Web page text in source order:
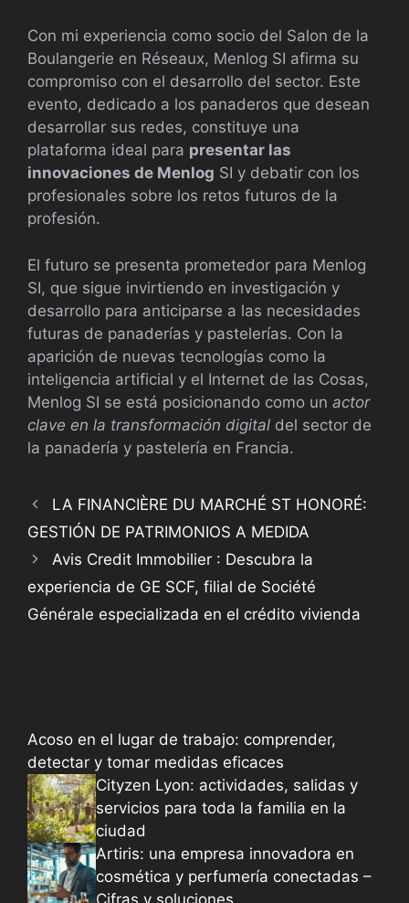
Con mi experiencia como socio del Salon de la
Boulangerie en Réseaux, Menlog SI afirma su
compromiso con el desarrollo del sector. Este
evento, dedicado a los panaderos que desean
desarrollar sus redes, constituye una
plataforma ideal para presentar las
innovaciones de Menlog SI y debatir con los
profesionales sobre los retos futuros de la
profesión.
El futuro se presenta prometedor para Menlog
SI, que sigue invirtiendo en investigación y
desarrollo para anticiparse a las necesidades
futuras de panaderías y pastelerías. Con la
aparición de nuevas tecnologías como la
inteligencia artificial y el Internet de las Cosas,
Menlog SI se está posicionando como un actor
clave en la transformación digital del sector de
la panadería y pastelería en Francia.
LA FINANCIÈRE DU MARCHÉ ST HONORÉ:
GESTIÓN DE PATRIMONIOS A MEDIDA
Avis Credit Immobilier : Descubra la
experiencia de GE SCF, filial de Société
Générale especializada en el crédito vivienda
Acoso en el lugar de trabajo: comprender,
detectar y tomar medidas eficaces
Cityzen Lyon: actividades, salidas y
servicios para toda la familia en la
ciudad
Artiris: una empresa innovadora en
cosmética y perfumería conectadas –
Cifras y soluciones